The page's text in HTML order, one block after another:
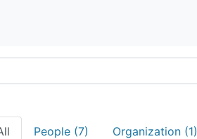
People (7) Organization (1)